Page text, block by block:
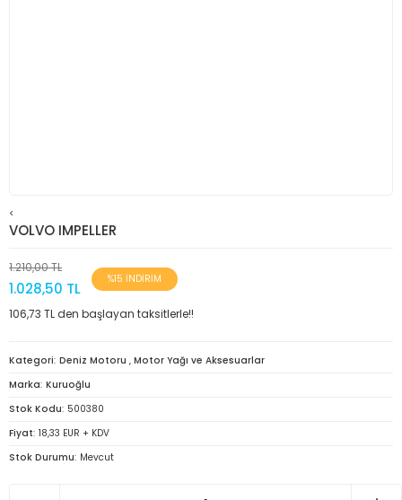
<
VOLVO IMPELLER
1.210,00 TL
1.028,50 TL
%15 İNDİRİM
106,73 TL den başlayan taksitlerle!!
Kategori Deniz Motoru , Motor Yağı ve Aksesuarlar
Marka Kuruoğlu
Stok Kodu 500380
Fiyat 18,33 EUR + KDV
Stok Durumu Mevcut